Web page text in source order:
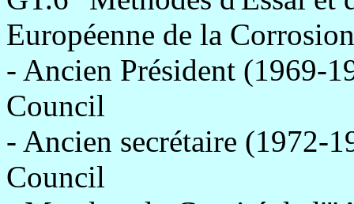
Européenne de la Corrosion
- Ancien Président (1969-
Council
- Ancien secrétaire (1972-
Council